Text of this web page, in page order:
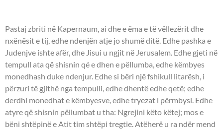
Pastaj zbriti në Kapernaum, ai dhe e ëma e të vëllezërit dhe
nxënësit e tij, edhe ndenjën atje jo shumë ditë. Edhe pashka e
Judenjve ishte afër, dhe Jisui u ngjit në Jerusalem. Edhe gjeti në
tempull ata që shisnin qé e dhen e pëllumba, edhe këmbyes
monedhash duke ndenjur. Edhe si bëri një fshikull litarësh, i
përzuri të gjithë nga tempulli, edhe dhentë edhe qetë; edhe
derdhi monedhat e këmbyesve, edhe tryezat i përmbysi. Edhe
atyre që shisnin pëllumbat u tha: Ngrejini këto këtej; mos e
bëni shtëpinë e Atit tim shtëpi tregtie. Atëherë u ra ndër mend